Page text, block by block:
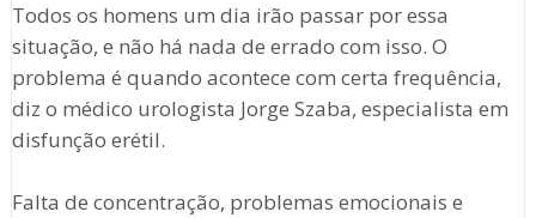
Todos os homens um dia irão passar por essa
situação, e não há nada de errado com isso. O
problema é quando acontece com certa frequência,
diz o médico urologista Jorge Szaba, especialista em
disfunção erétil.
Falta de concentração, problemas emocionais e